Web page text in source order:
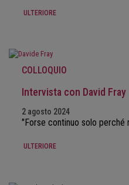
ULTERIORE
COLLOQUIO
Intervista con David Fray
2 agosto 2024
"Forse continuo solo perché
ULTERIORE